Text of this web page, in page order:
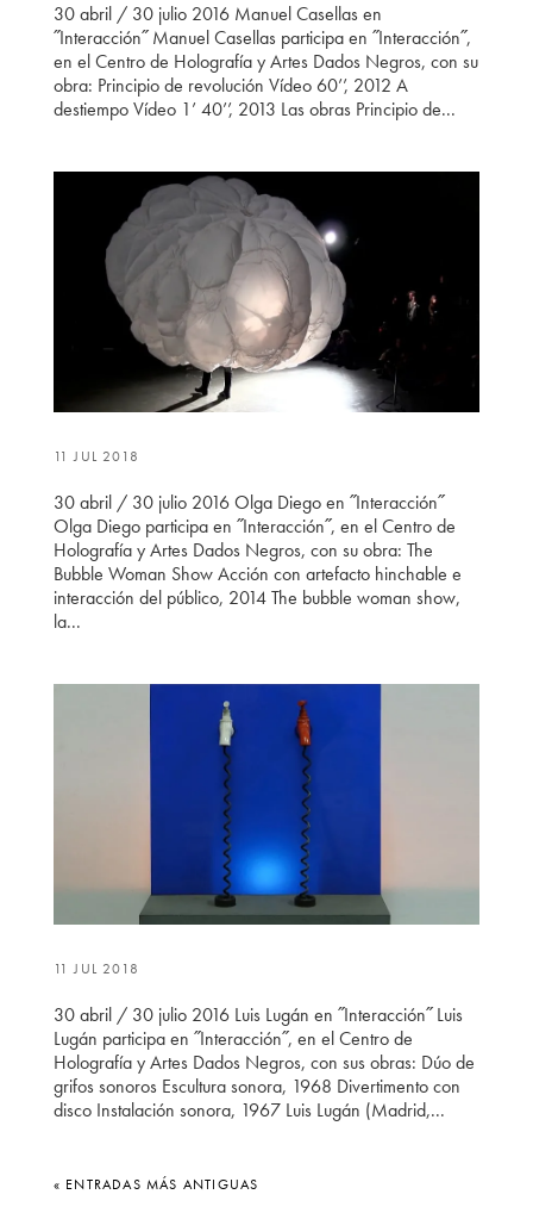
30 abril / 30 julio 2016 Manuel Casellas en
˝Interacción˝ Manuel Casellas participa en ˝Interacción˝,
en el Centro de Holografía y Artes Dados Negros, con su
obra: Principio de revolución Vídeo 60’’, 2012 A
destiempo Vídeo 1’ 40’’, 2013 Las obras Principio de...
11 JUL 2018
30 abril / 30 julio 2016 Olga Diego en ˝Interacción˝
Olga Diego participa en ˝Interacción˝, en el Centro de
Holografía y Artes Dados Negros, con su obra: The
Bubble Woman Show Acción con artefacto hinchable e
interacción del público, 2014 The bubble woman show,
la...
11 JUL 2018
30 abril / 30 julio 2016 Luis Lugán en ˝Interacción˝ Luis
Lugán participa en ˝Interacción˝, en el Centro de
Holografía y Artes Dados Negros, con sus obras: Dúo de
grifos sonoros Escultura sonora, 1968 Divertimento con
disco Instalación sonora, 1967 Luis Lugán (Madrid,...
« ENTRADAS MÁS ANTIGUAS